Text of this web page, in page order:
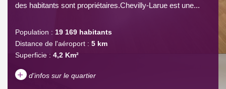
des habitants sont propriétaires.Chevilly-Larue est une...
Population : 19 169 habitants
Distance de l'aéroport : 5 km
Superficie : 4,2 Km²
+ d'infos sur le quartier